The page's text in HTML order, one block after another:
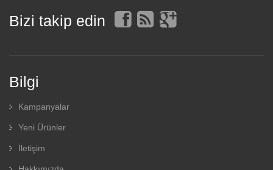
Bizi takip edin
Bilgi
Kampanyalar
Yeni Ürünler
İletişim